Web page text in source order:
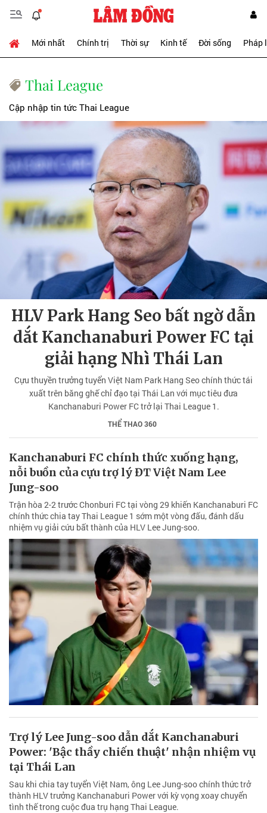
Mới nhất Chính trị Thời sự Kinh tế Đời sống Pháp
Thai League
Cập nhập tin tức Thai League
HLV Park Hang Seo bất ngờ dẫn
dắt Kanchanaburi Power FC tại
giải hạng Nhì Thái Lan
Cựu thuyền trưởng tuyển Việt Nam Park Hang Seo chính thức tái
xuất trên băng ghế chỉ đạo tại Thái Lan với mục tiêu đưa
Kanchanaburi Power FC trở lại Thai League 1.
THỂ THAO 360
Kanchanaburi FC chính thức xuống hạng,
nỗi buồn của cựu trợ lý ĐT Việt Nam Lee
Jung-soo
Trận hòa 2-2 trước Chonburi FC tại vòng 29 khiến Kanchanaburi FC
chính thức chia tay Thai League 1 sớm một vòng đấu, đánh dấu
nhiệm vụ giải cứu bất thành của HLV Lee Jung-soo.
Trợ lý Lee Jung-soo dẫn dắt Kanchanaburi
Power: 'Bậc thầy chiến thuật' nhận nhiệm vụ
tại Thái Lan
Sau khi chia tay tuyển Việt Nam, ông Lee Jung-soo chính thức trở
thành HLV trưởng Kanchanaburi Power với kỳ vọng xoay chuyển
tình thế trong cuộc đua trụ hạng Thai League.